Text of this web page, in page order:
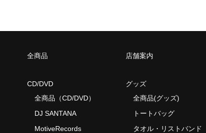
全商品 店舗案内
CD/DVD
全商品（CD/DVD）
DJ SANTANA
MotiveRecords
グッズ
全商品(グッズ)
トートバッグ
タオル・リストバンド